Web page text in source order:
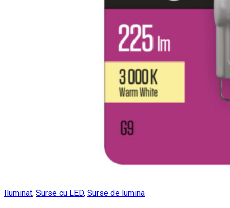
Iluminat, Surse cu LED, Surse de lumina